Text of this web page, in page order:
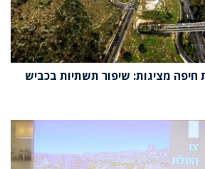
חיפה מציגות: שיפור תשתיות בכביש